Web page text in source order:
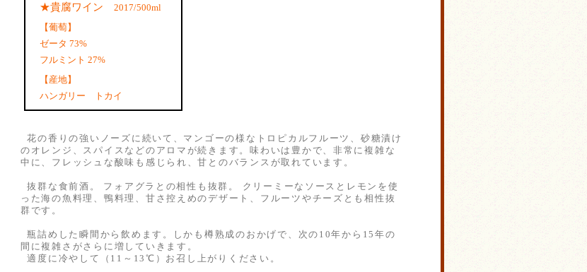
★貴腐ワイン
2017/500ml
【葡萄】
ゼータ 73%
フルミント 27%
【産地】
ハンガリー トカイ
花の香りの強いノーズに続いて、マンゴーの様なトロピカルフルーツ、砂糖漬け
のオレンジ、スパイスなどのアロマが続きます。味わいは豊かで、非常に複雑な
中に、フレッシュな酸味も感じられ、甘とのバランスが取れています。
抜群な食前酒。 フォアグラとの相性も抜群。 クリーミーなソースとレモンを使
った海の魚料理、鴨料理、甘さ控えめのデザート、フルーツやチーズとも相性抜
群です。
瓶詰めした瞬間から飲めます。しかも樽熟成のおかげで、次の10年から15年の
間に複雑さがさらに増していきます。
適度に冷やして（11～13℃）お召し上がりください。